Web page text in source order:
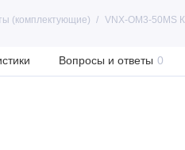
(комплектующие) VNX-OM3-50MS
Вопросы и ответы 0